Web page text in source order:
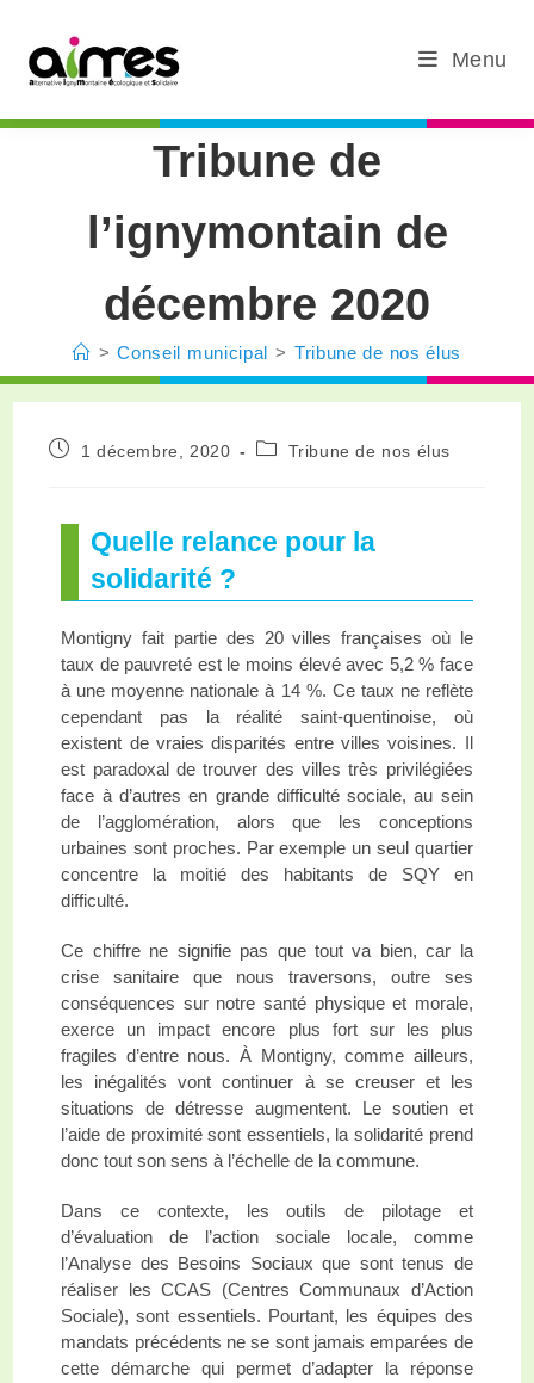
Menu
Tribune de
l’ignymontain de
décembre 2020
> Conseil municipal > Tribune de nos élus
1 décembre, 2020 Tribune de nos élus
Quelle relance pour la
solidarité ?
Montigny fait partie des 20 villes françaises où le
taux de pauvreté est le moins élevé avec 5,2 % face
à une moyenne nationale à 14 %. Ce taux ne reflète
cependant pas la réalité saint-quentinoise, où
existent de vraies disparités entre villes voisines. Il
est paradoxal de trouver des villes très privilégiées
face à d’autres en grande difficulté sociale, au sein
de l’agglomération, alors que les conceptions
urbaines sont proches. Par exemple un seul quartier
concentre la moitié des habitants de SQY en
difficulté.
Ce chiffre ne signifie pas que tout va bien, car la
crise sanitaire que nous traversons, outre ses
conséquences sur notre santé physique et morale,
exerce un impact encore plus fort sur les plus
fragiles d’entre nous. À Montigny, comme ailleurs,
les inégalités vont continuer à se creuser et les
situations de détresse augmentent. Le soutien et
l’aide de proximité sont essentiels, la solidarité prend
donc tout son sens à l’échelle de la commune.
Dans ce contexte, les outils de pilotage et
d’évaluation de l’action sociale locale, comme
l’Analyse des Besoins Sociaux que sont tenus de
réaliser les CCAS (Centres Communaux d’Action
Sociale), sont essentiels. Pourtant, les équipes des
mandats précédents ne se sont jamais emparées de
cette démarche qui permet d’adapter la réponse